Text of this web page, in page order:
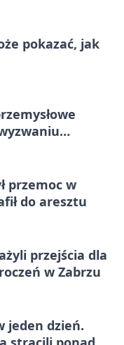
pokazać, jak
przemoc w
do aresztu
przejścia dla
w Zabrzu
jeden dzień.